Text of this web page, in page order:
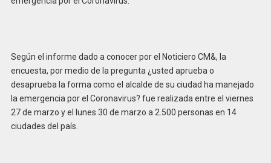
Según el informe dado a conocer por el Noticiero CM&, la
encuesta, por medio de la pregunta ¿usted aprueba o
desaprueba la forma como el alcalde de su ciudad ha manejado
la emergencia por el Coronavirus? fue realizada entre el viernes
27 de marzo y el lunes 30 de marzo a 2.500 personas en 14
ciudades del país.